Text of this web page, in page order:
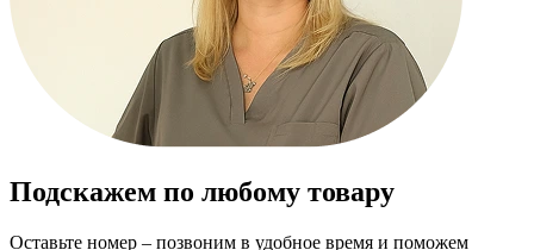
Подскажем по любому товару
Оставьте номер – позвоним в удобное время и поможем